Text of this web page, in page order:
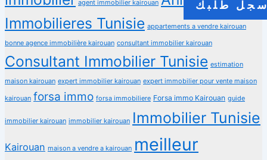
طلبك agent immobilier kairouan
Immobilieres Tunisie appartements a vendre kairouan
bonne agence immobilière kairouan consultant immobilier kairouan
Consultant Immobilier Tunisie estimation
maison kairouan expert immobilier kairouan expert immobilier pour vente maison
kairouan forsa immo forsa immobiliere Forsa immo Kairouan guide
immobilier kairouan immobilier kairouan Immobilier Tunisie
Kairouan maison a vendre a kairouan meilleur